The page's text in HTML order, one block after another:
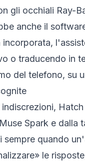
gli occhiali Ray-
anche il
o traducendo in
del telefono, su
Spark e dalla
sempre quando
le